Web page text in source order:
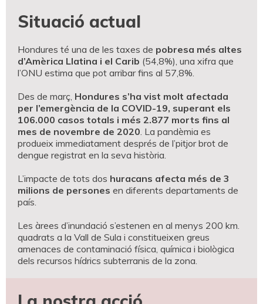
Situació actual
Hondures té una de les taxes de pobresa més altes
d’Amèrica Llatina i el Carib (54,8%), una xifra que
l’ONU estima que pot arribar fins al 57,8%.
Des de març, Hondures s’ha vist molt afectada
per l’emergència de la COVID-19, superant els
106.000 casos totals i més 2.877 morts fins al
mes de novembre de 2020. La pandèmia es
produeix immediatament després de l’pitjor brot de
dengue registrat en la seva història.
L’impacte de tots dos huracans afecta més de 3
milions de persones en diferents departaments de
país.
Les àrees d’inundació s’estenen en al menys 200 km.
quadrats a la Vall de Sula i constitueixen greus
amenaces de contaminació física, química i biològica
dels recursos hídrics subterranis de la zona.